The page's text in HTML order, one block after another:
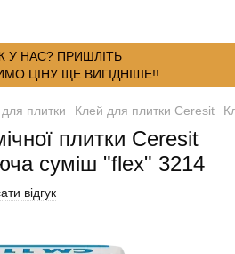
НАС? ПРИШЛІТЬ
ЦІНУ ЩЕ ВИГІДНІШЕ!!
плитки Клей для плитки Ceresit
плитки Ceresit
суміш "flex" 3214
відгук